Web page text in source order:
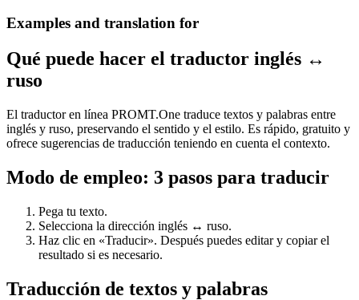
Examples and translation for
Qué puede hacer el traductor inglés ↔
ruso
El traductor en línea PROMT.One traduce textos y palabras entre
inglés y ruso, preservando el sentido y el estilo. Es rápido, gratuito y
ofrece sugerencias de traducción teniendo en cuenta el contexto.
Modo de empleo: 3 pasos para traducir
Pega tu texto.
Selecciona la dirección inglés ↔ ruso.
Haz clic en «Traducir». Después puedes editar y copiar el
resultado si es necesario.
Traducción de textos y palabras